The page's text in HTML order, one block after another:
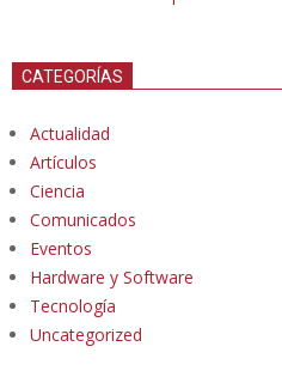
CATEGORÍAS
Actualidad
Artículos
Ciencia
Comunicados
Eventos
Hardware y Software
Tecnología
Uncategorized